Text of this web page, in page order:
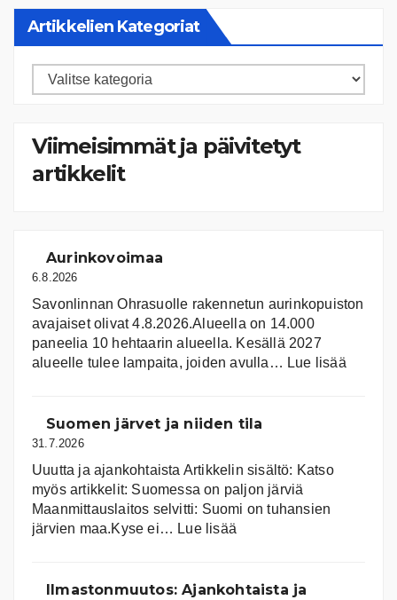
Artikkelien Kategoriat
Artikkelien
Viimeisimmät ja päivitetyt
artikkelit
Aurinkovoimaa
6.8.2026
Savonlinnan Ohrasuolle rakennetun aurinkopuiston
avajaiset olivat 4.8.2026.Alueella on 14.000
paneelia 10 hehtaarin alueella. Kesällä 2027
alueelle tulee lampaita, joiden avulla… Lue lisää:
Suomen järvet ja niiden tila
31.7.2026
Uuutta ja ajankohtaista Artikkelin sisältö: Katso
myös artikkelit: Suomessa on pal­jon jär­viä
Maanmittauslaitos selvitti: Suomi on tuhansien
järvien maa.Kyse ei… Lue lisää
ja
Ilmastonmuutos: Ajankohtaista ja